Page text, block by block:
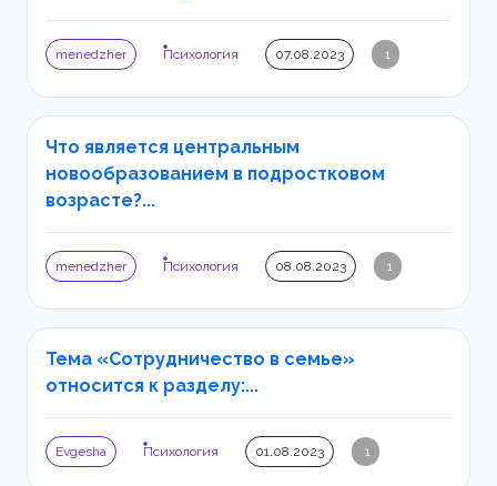
menedzher Психология 07.08.2023 1
Что является центральным
новообразованием в подростковом
возрасте?...
menedzher Психология 08.08.2023 1
Тема «Сотрудничество в семье»
относится к разделу:...
Evgesha Психология 01.08.2023 1